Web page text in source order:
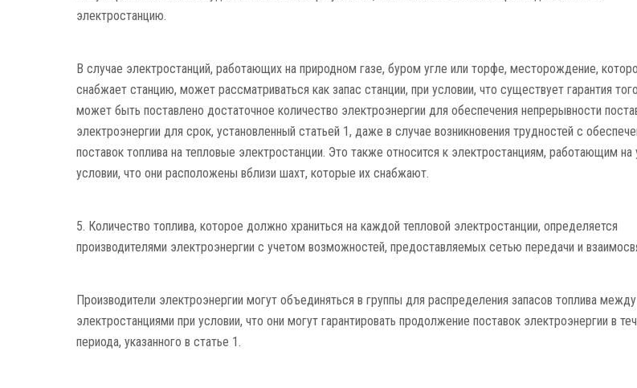
электростанцию.
В случае электростанций, работающих на природном газе, буром угле или торфе, месторождение,
снабжает станцию, может рассматриваться как запас станции, при условии, что существует гарантия
может быть поставлено достаточное количество электроэнергии для обеспечения непрерывности
электроэнергии для срок, установленный статьей 1, даже в случае возникновения трудностей с
поставок топлива на тепловые электростанции. Это также относится к электростанциям, работающим на
условии, что они расположены вблизи шахт, которые их снабжают.
5. Количество топлива, которое должно храниться на каждой тепловой электростанции, определяется
производителями электроэнергии с учетом возможностей, предоставляемых сетью передачи и
Производители электроэнергии могут объединяться в группы для распределения запасов топлива
электростанциями при условии, что они могут гарантировать продолжение поставок электроэнергии в
периода, указанного в статье 1.